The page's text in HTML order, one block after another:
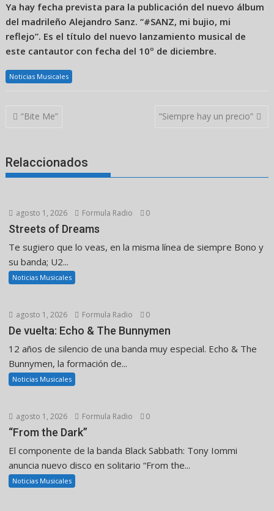
Ya hay fecha prevista para la publicación del nuevo álbum
del madrileño Alejandro Sanz. “#SANZ, mi bujio, mi
reflejo”. Es el título del nuevo lanzamiento musical de
este cantautor con fecha del 10º de diciembre.
Noticias Musicales
Navegación
“Bite Me” “Siempre hay un precio”
Relaccionados
agosto 1, 2026 Formula Radio 0
Streets of Dreams
Te sugiero que lo veas, en la misma línea de siempre Bono y
su banda; U2...
Noticias Musicales
agosto 1, 2026 Formula Radio 0
De vuelta: Echo & The Bunnymen
12 años de silencio de una banda muy especial. Echo & The
Bunnymen, la formación de...
Noticias Musicales
agosto 1, 2026 Formula Radio 0
“From the Dark”
El componente de la banda Black Sabbath: Tony Iommi
anuncia nuevo disco en solitario “From the...
Noticias Musicales